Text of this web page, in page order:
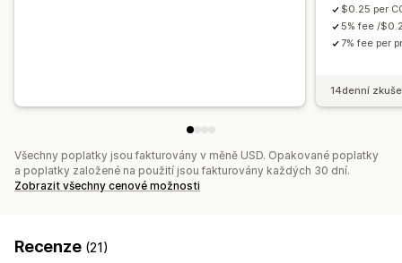
$0.25 per
5% fee /
7% fee per
14denní
Všechny poplatky jsou fakturovány v měně USD. Opakované poplatky
a poplatky založené na použití jsou fakturovány každých 30 dní.
Zobrazit všechny cenové možnosti
Recenze (21)